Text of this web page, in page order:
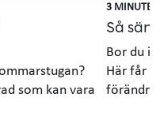
som kan vara
3
Så
Bor du i
Här får